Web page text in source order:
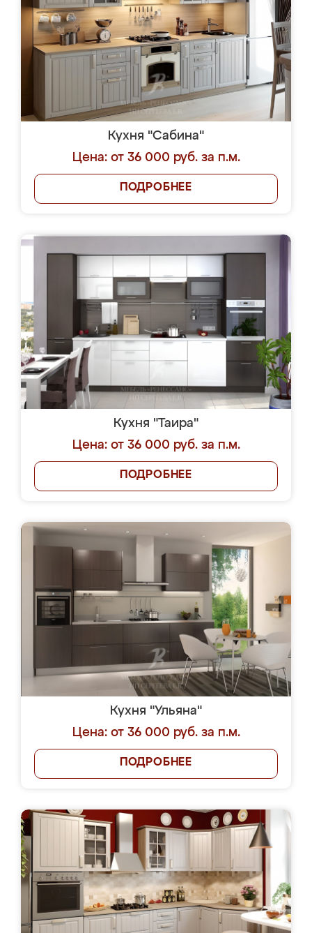
Кухня "Сабина"
Цена: от 36 000 руб. за п.м.
ПОДРОБНЕЕ
Кухня "Таира"
Цена: от 36 000 руб. за п.м.
ПОДРОБНЕЕ
Кухня "Ульяна"
Цена: от 36 000 руб. за п.м.
ПОДРОБНЕЕ